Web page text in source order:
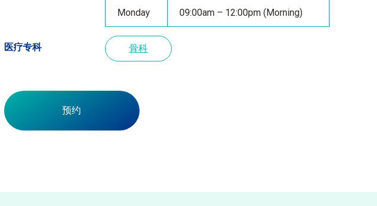
Monday 09:00am – 12:00pm (Morning)
医疗专科 骨科
预约